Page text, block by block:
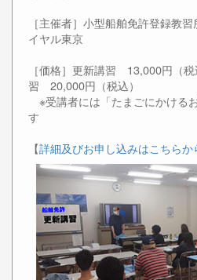
［主催者］小型船舶免許登録教
イヤル東京
［価格］更新講習 13,000円
習 20,000円（税込）
※受講者には「たまごにかける
す
【詳細及びお申し込みはこちらか